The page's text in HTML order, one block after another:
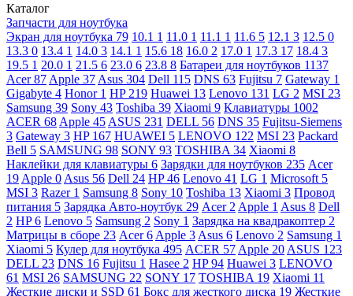
Каталог
Запчасти для ноутбука
Экран для ноутбука 79 10.1 1 11.0 1 11.1 1 11.6 5 12.1 3 12.5 0
13.3 0 13.4 1 14.0 3 14.1 1 15.6 18 16.0 2 17.0 1 17.3 17 18.4 3
19.5 1 20.0 1 21.5 6 23.0 6 23.8 8 Батареи для ноутбуков 1137
Acer87 Apple 37 Asus 304 Dell 115 DNS 63 Fujitsu 7 Gateway 1
Gigabyte 4 Honor 1 HP 219 Huawei 13 Lenovo 131 LG 2 MSI 23
Samsung 39 Sony 43 Toshiba 39 Xiaomi 9 Клавиатуры 1002
ACER 68 Apple 45 ASUS 231 DELL 56 DNS 35 Fujitsu-Siemens
3 Gateway 3 HP 167 HUAWEI 5 LENOVO 122 MSI 23 Packard
Bell 5 SAMSUNG 98 SONY 93 TOSHIBA 34 Xiaomi 8
Наклейки для клавиатуры 6 Зарядки для ноутбуков 235 Acer
19 Apple 0 Asus 56 Dell 24 HP46 Lenovo 41 LG 1 Microsoft 5
MSI 3 Razer 1 Samsung 8 Sony 10 Toshiba 13 Xiaomi 3 Провод
питания 5 Зарядка Авто-ноутбук 29 Acer 2 Apple 1 Asus 8 Dell
2 HP6 Lenovo 5 Samsung 2 Sony 1 Зарядка на квадракоптер 2
Матрицы в сборе 23 Acer6 Apple 3 Asus 6 Lenovo 2 Samsung 1
Xiaomi 5 Кулер для ноутбука 495 ACER 57 Apple 20 ASUS 123
DELL 23 DNS 16 Fujitsu 1 Hasee 2 HP94 Huawei 3 LENOVO
61 MSI 26 SAMSUNG 22 SONY 17 TOSHIBA 19 Xiaomi 11
Жесткие диски и SSD 61 Бокс для жесткого диска 19 Жесткие